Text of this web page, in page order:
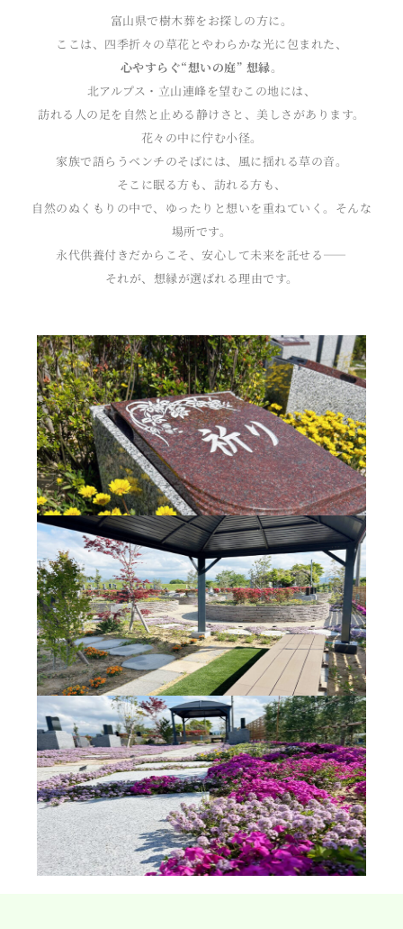
富山県で樹木葬をお探しの方に。
ここは、四季折々の草花とやわらかな光に包まれた、
心やすらぐ“想いの庭” 想縁。
北アルプス・立山連峰を望むこの地には、
訪れる人の足を自然と止める静けさと、美しさがあります。
花々の中に佇む小径。
家族で語らうベンチのそばには、風に揺れる草の音。
そこに眠る方も、訪れる方も、
自然のぬくもりの中で、ゆったりと想いを重ねていく。そんな
場所です。
永代供養付きだからこそ、安心して未来を託せる――
それが、想縁が選ばれる理由です。